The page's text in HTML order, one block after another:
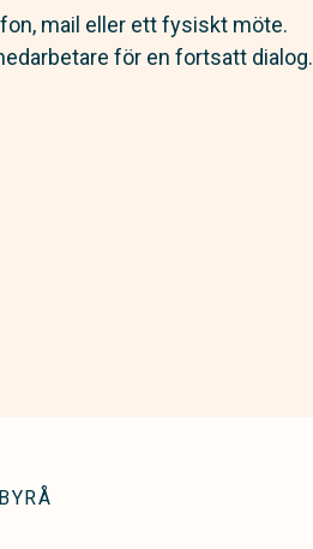
mail eller ett fysiskt möte.
för en fortsatt dialog.